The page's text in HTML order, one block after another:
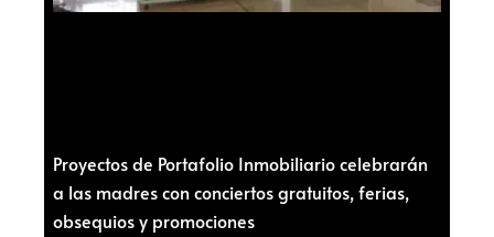
Proyectos de Portafolio Inmobiliario celebrarán
a las madres con conciertos gratuitos, ferias,
obsequios y promociones